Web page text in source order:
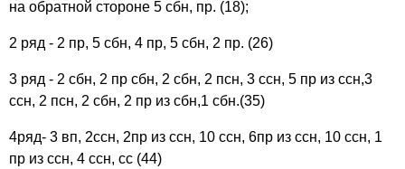
на обратной стороне 5 сбн, пр. (18);
2 ряд - 2 пр, 5 сбн, 4 пр, 5 сбн, 2 пр. (26)
3 ряд - 2 сбн, 2 пр сбн, 2 сбн, 2 псн, 3 ссн, 5 пр из ссн,3
ссн, 2 псн, 2 сбн, 2 пр из сбн,1 сбн.(35)
4ряд- 3 вп, 2ссн, 2пр из ссн, 10 ссн, 6пр из ссн, 10 ссн, 1
пр из ссн, 4 ссн, сс (44)